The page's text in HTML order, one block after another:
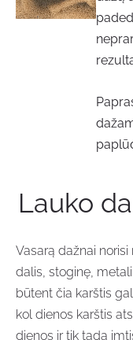
Lauko
Vasarą dažnai
dalis, stoginę,
būtent čia karštis
kol dienos karštis
dienos ir tik tada